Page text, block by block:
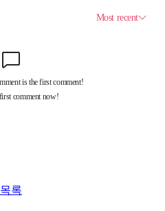
목록